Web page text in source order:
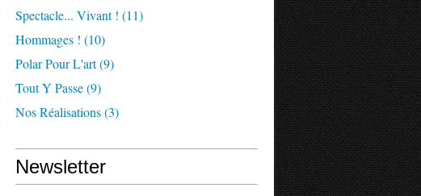
Spectacle... Vivant ! (11)
Hommages ! (10)
Polar Pour L'art(9)
Tout Y Passe(9)
Nos Réalisations(3)
Newsletter